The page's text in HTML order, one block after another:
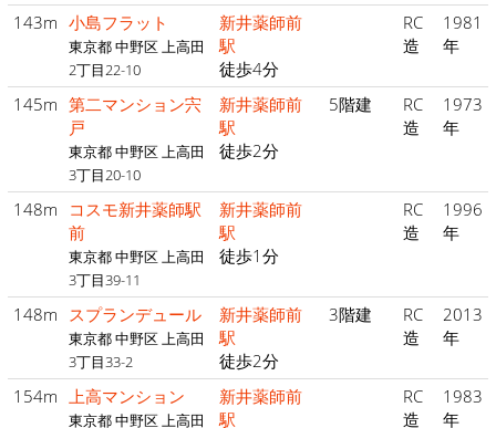
143m 小島フラット
東京都 中野区 上高田
2丁目22-10
新井薬師前
駅
徒歩4分
RC
造
1981
年
145m 第二マンション宍
戸
東京都 中野区 上高田
3丁目20-10
新井薬師前
駅
徒歩2分
5階建
RC
造
1973
年
148m
コスモ新井薬師駅
前
東京都 中野区 上高田
3丁目39-11
新井薬師前
駅
徒歩1分
RC
造
1996
年
148m スプランデュール
東京都 中野区 上高田
3丁目33-2
新井薬師前
駅
徒歩2分
3階建
RC
造
2013
年
154m 上高マンション
東京都 中野区 上高田
新井薬師前
駅
RC
造
1983
年